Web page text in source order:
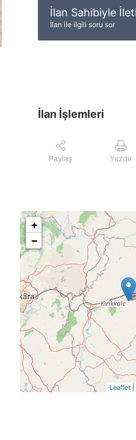
İlan Sahibiyle
İlan ile ilgili soru sor
İlan İşlemleri
Paylaş Yazdır
+
−
Leaflet